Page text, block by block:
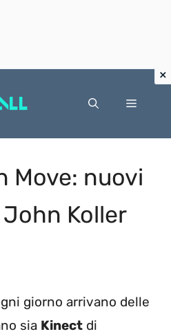
Menu
Move: nuovi
Koller
giorno arrivano delle
sia Kinect di